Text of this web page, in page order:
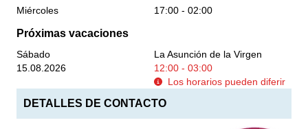
Miércoles
17:00 - 02:00
Próximas vacaciones
Sábado
La Asunción de la Virgen
15.08.2026
12:00 - 03:00
Los horarios pueden diferir
DETALLES DE CONTACTO